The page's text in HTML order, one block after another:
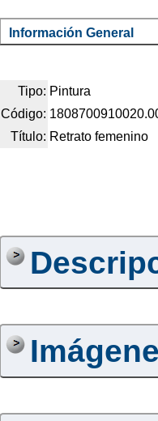
Información General
Tipo: Pintura
Código:
Título: Retrato femenino